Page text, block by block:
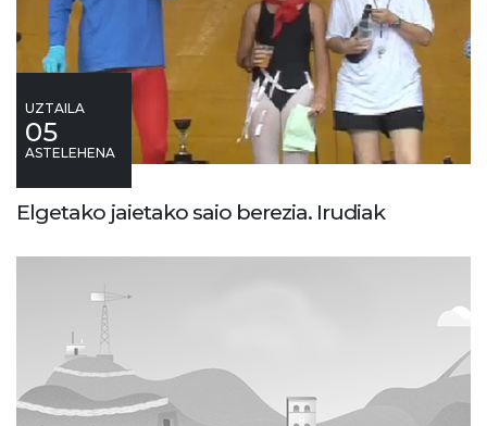
UZTAILA
05
ASTELEHENA
Elgetako jaietako saio berezia. Irudiak